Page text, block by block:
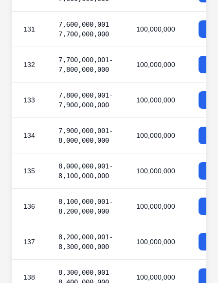
131
7,600,000,001-
7,700,000,000
100,000,000
132
7,700,000,001-
7,800,000,000
100,000,000
133
7,800,000,001-
7,900,000,000
100,000,000
134
7,900,000,001-
8,000,000,000
100,000,000
135
8,000,000,001-
8,100,000,000
100,000,000
136
8,100,000,001-
8,200,000,000
100,000,000
137
8,200,000,001-
8,300,000,000
100,000,000
138
8,300,000,001-
100,000,000